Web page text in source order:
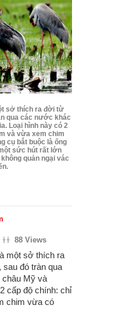
sở thích ra đời từ
qua các nước khác
Loại hình này có 2
và vừa xem chim
cụ bắt buộc là ống
sức hút rất lớn
quản ngại vác
88 Views
một sở thích ra
đó tràn qua
Mỹ và
cấp độ chính: chỉ
chim vừa có